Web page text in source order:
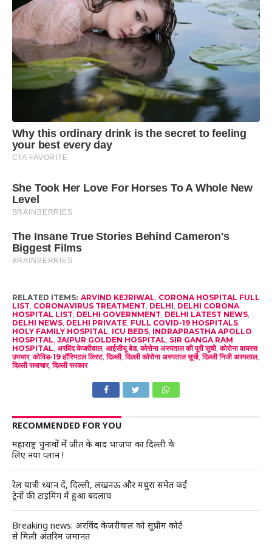
RELATED ITEMS: ARVIND KEJRIWAL CORONA HOSPITAL FULL
LIST CORONAVIRUS TREATMENT DELHI DELHI CORONA
HOSPITAL LIST DELHI GOVERNMENT DELHI LATEST NEWS,
DELHI NEWS, DELHI PRIVATE, FULL COVID-19 HOSPITALS,
HOLY FAMILY HOSPITAL ICU BEDS, INDRAPRASTHA APOLLO
HOSPITAL JAIPUR GOLDEN HOSPITAL SIR GANGA RAM
HOSPITAL अरविंद केजरीवाल, आईसीयू बेड,कोरोना अस्पताल की पूरी सूची,कोरोना वायरस
उपचार,कोविड-19 हॉस्‍प‍िटल ल‍िस्‍ट,दिल्ली,दिल्ली कोरोना अस्पताल सूची,दिल्ली निजी अस्‍पताल,
दिल्ली समाचार,दिल्ली सरकार
RECOMMENDED FOR YOU
महाराष्ट्र चुनावों में जीत के बाद भाजपा का दिल्ली के
लिए नया प्लान !
रेल यात्री ध्यान दें, दिल्ली, लखनऊ और मथुरा समेत कई
ट्रेनों की टाइमिंग में हुआ बदलाव
Breaking news: अरविंद केजरीवाल को सुप्रीम कोर्ट
से मिली अंतरिम जमानत